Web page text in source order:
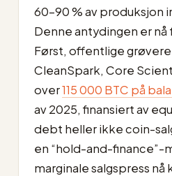
60–90 % av produksjon
Denne antydingen er nå
Først, offentlige
CleanSpark, Core
over115 000 BTC på
av 2025, finansiert av
debt heller ikke coin-
en “hold-and-finance”-
marginale salgspress nå